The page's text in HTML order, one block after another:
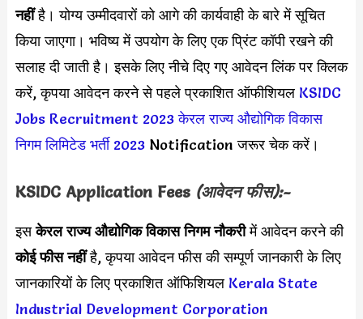
नहींहै। योग्य उम्मीदवारों को आगे की कार्यवाही के बारे में सूचित
किया जाएगा। भविष्य में उपयोग के लिए एक प्रिंट कॉपी रखने की
सलाह दी जाती है। इसके लिए नीचे दिए गए आवेदन लिंक पर क्लिक
करें, कृपया आवेदन करने से पहले प्रकाशित ऑफीशियल KSIDC
Jobs Recruitment 2023 केरल राज्य औद्योगिक विकास
निगम लिमिटेड भर्ती 2023Notification जरूर चेक करें।
KSIDC Application Fees (आवेदन फीस):-
इसकेरल राज्य औद्योगिक विकास निगम नौकरीमें आवेदन करने की
कोई फीस नहींहै, कृपया आवेदन फीस की सम्पूर्ण जानकारी के लिए
जानकारियों के लिए प्रकाशित ऑफिशियल Kerala State
Industrial Development Corporation